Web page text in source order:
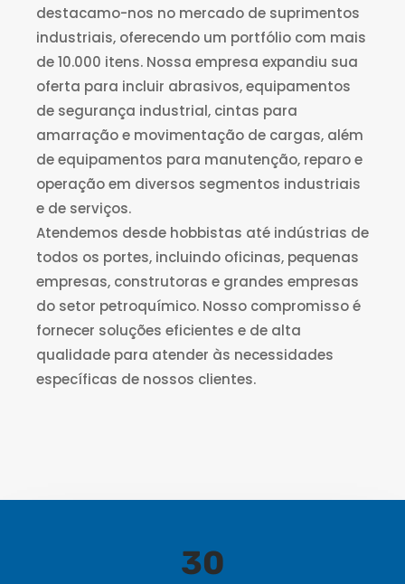
destacamo-nos no mercado de suprimentos
industriais, oferecendo um portfólio com mais
de 10.000 itens. Nossa empresa expandiu sua
oferta para incluir abrasivos, equipamentos
de segurança industrial, cintas para
amarração e movimentação de cargas, além
de equipamentos para manutenção, reparo e
operação em diversos segmentos industriais
e de serviços.
Atendemos desde hobbistas até indústrias de
todos os portes, incluindo oficinas, pequenas
empresas, construtoras e grandes empresas
do setor petroquímico. Nosso compromisso é
fornecer soluções eficientes e de alta
qualidade para atender às necessidades
específicas de nossos clientes.
30